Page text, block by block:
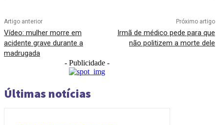
Artigo anterior
Vídeo: mulher morre em
acidente grave durante a
madrugada
Próximo artigo
Irmã de médico pede para que
não politizem a morte dele
- Publicidade -
Últimas notícias